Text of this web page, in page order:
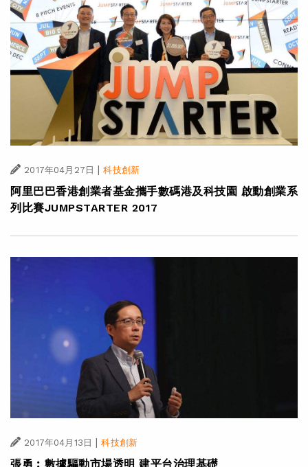
2017年04月27日 | 科技創新
阿里巴巴香港創業者基金攜手數碼港及科技園 啟動創業系
列比賽JUMPSTARTER 2017
2017年04月13日 | 科技創新
張勇︰數據驅動市場透明 建平台治理基礎